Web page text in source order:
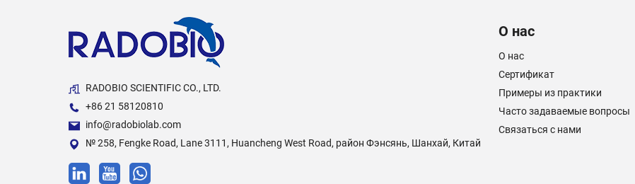
RADOBIO SCIENTIFIC CO., LTD.
+86 21 58120810
info@radobiolab.com
№ 258, Fengke Road, Lane 3111, Huancheng West Road, район Фэнсянь, Шанхай, Китай
О нас
О нас
Сертификат
Примеры из практики
Часто задаваемые вопросы
Связаться с нами